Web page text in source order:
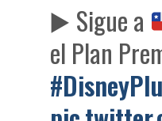
▶️ Sigue a
el Plan